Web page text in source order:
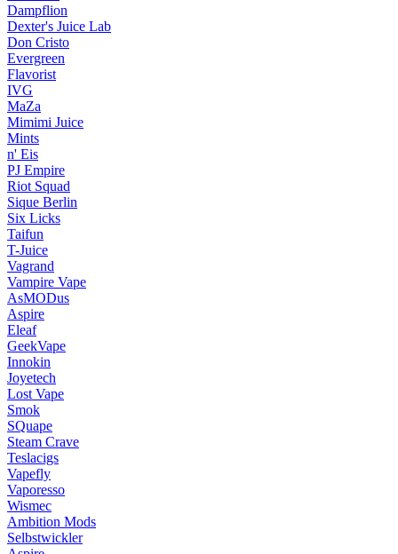
Dampflion
Dexter's Juice Lab
Don Cristo
Evergreen
Flavorist
IVG
MaZa
Mimimi Juice
Mints
n' Eis
PJ Empire
Riot Squad
Sique Berlin
Six Licks
Taifun
T-Juice
Vagrand
Vampire Vape
AsMODus
Aspire
Eleaf
GeekVape
Innokin
Joyetech
Lost Vape
Smok
SQuape
Steam Crave
Teslacigs
Vapefly
Vaporesso
Wismec
Ambition Mods
Selbstwickler